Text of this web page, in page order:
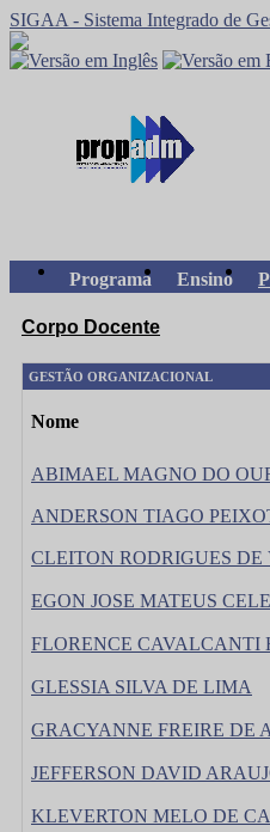
SIGAA - Sistema Integrado de
Programa Ensino
Corpo Docente
GESTÃO ORGANIZACIONAL
Nome
ABIMAEL MAGNO DO
ANDERSON TIAGO
CLEITON RODRIGUES DE
EGON JOSE MATEUS
FLORENCE CAVALCANTI
GLESSIA SILVA DE LIMA
GRACYANNE FREIRE DE
JEFFERSON DAVID
KLEVERTON MELO DE